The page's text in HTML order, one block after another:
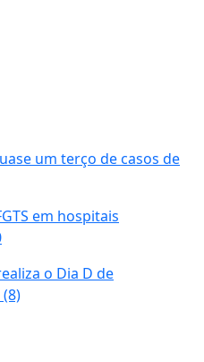
um terço de casos de
em hospitais
o Dia D de